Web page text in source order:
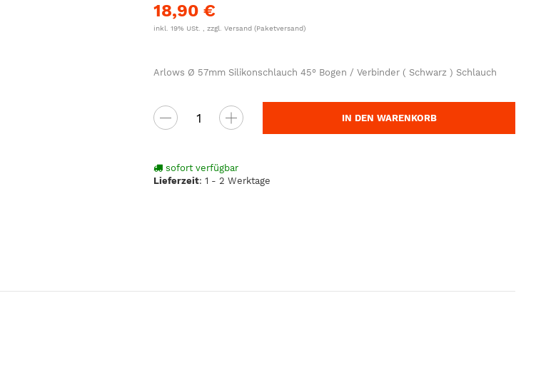
18,90 €
inkl. 19% USt. , zzgl.Versand(Paketversand)
Arlows Ø 57mm Silikonschlauch 45° Bogen / Verbinder ( Schwarz ) Schlauch
IN DEN WARENKORB
sofort verfügbar
Lieferzeit:1 - 2 Werktage